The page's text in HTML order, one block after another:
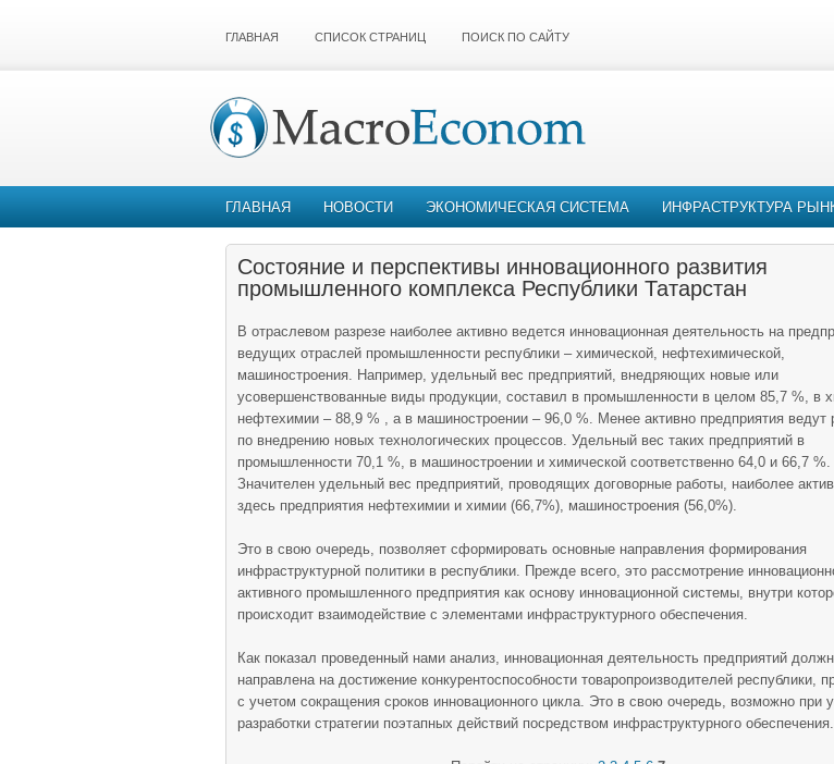
ГЛАВНАЯ СПИСОК СТРАНИЦ ПОИСК ПО САЙТУ
ГЛАВНАЯ НОВОСТИ ЭКОНОМИЧЕСКАЯ СИСТЕМА ИНФРАСТРУКТУРА
Состояние и перспективы инновационного развития
промышленного комплекса Республики Татарстан
В отраслевом разрезе наиболее активно ведется инновационная деятельность на
ведущих отраслей промышленности республики – химической, нефтехимической,
машиностроения. Например, удельный вес предприятий, внедряющих новые или
усовершенствованные виды продукции, составил в промышленности в целом 85,7 %, в
нефтехимии – 88,9 % , а в машиностроении – 96,0 %. Менее активно предприятия ведут
по внедрению новых технологических процессов. Удельный вес таких предприятий в
промышленности 70,1 %, в машиностроении и химической соответственно 64,0 и 66,7 %.
Значителен удельный вес предприятий, проводящих договорные работы, наиболее
здесь предприятия нефтехимии и химии (66,7%), машиностроения (56,0%).
Это в свою очередь, позволяет сформировать основные направления формирования
инфраструктурной политики в республики. Прежде всего, это рассмотрение
активного промышленного предприятия как основу инновационной системы, внутри
происходит взаимодействие с элементами инфраструктурного обеспечения.
Как показал проведенный нами анализ, инновационная деятельность предприятий
направлена на достижение конкурентоспособности товаропроизводителей республики,
с учетом сокращения сроков инновационного цикла. Это в свою очередь, возможно при
разработки стратегии поэтапных действий посредством инфраструктурного обеспечения.